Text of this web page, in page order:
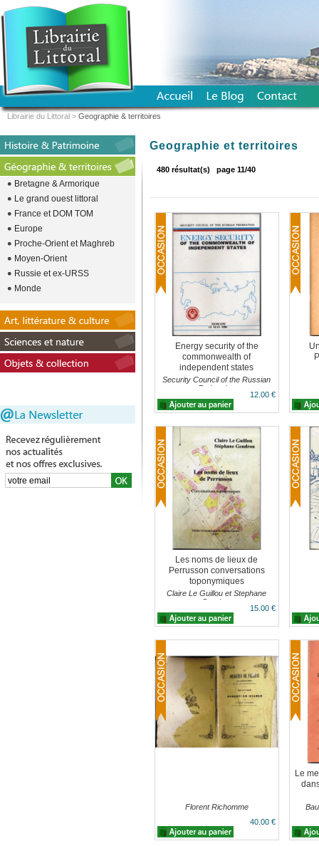
Geographie et territoires
480 résultat(s) page 11/40
Energy security of the
commonwealth of
independent states
Security Council of the Russian
Federation
12.00 €
Les noms de lieux de
Perrusson conversations
toponymiques
Claire Le Guillou et Stephane
Gendron
15.00 €
Florent Richomme
40.00 €
Le
Bretagne & Armorique
Le grand ouest littoral
France et DOM TOM
Europe
Proche-Orient et Maghreb
Moyen-Orient
Russie et ex-URSS
Monde
Librairie du Littoral > Geographie & territoires